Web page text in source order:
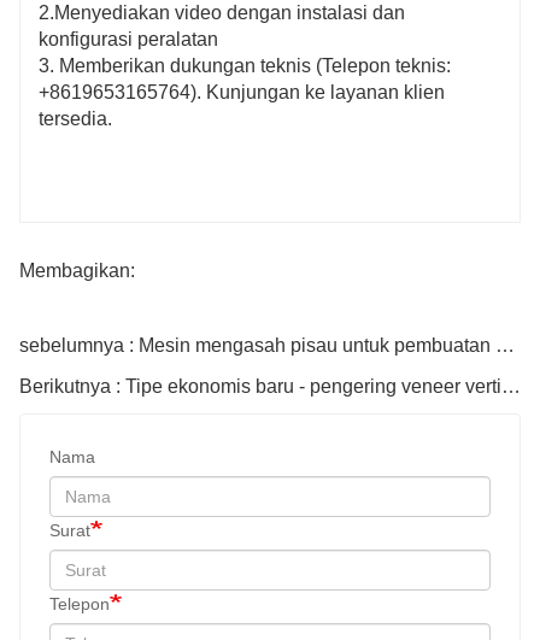
2.Menyediakan video dengan instalasi dan
konfigurasi peralatan
3. Memberikan dukungan teknis (Telepon teknis:
+8619653165764). Kunjungan ke layanan klien
tersedia.
Membagikan:
sebelumnya : Mesin mengasah pisau untuk pembuatan kayu lapis
Berikutnya : Tipe ekonomis baru - pengering veneer vertikal
Nama
Surat
Telepon